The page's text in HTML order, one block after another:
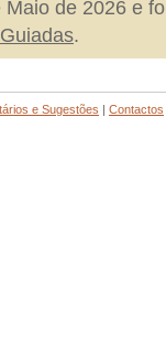
de 2026 e
.
e Sugestões | Contactos